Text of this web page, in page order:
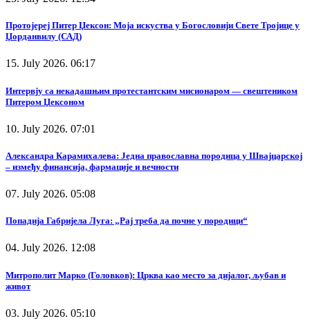
Протојереј Питер Џексон: Моја искуства у Богословији Свете Тројице у
Џорданвилу (САД)
15. July 2026. 06:17
Интервју са некадашњим протестантским мисионаром — свештеником
Питером Џексоном
10. July 2026. 07:01
Александра Карамихалева: Једна православна породица у Швајцарској
– између финансија, фармације и вечности
07. July 2026. 05:08
Попадија Габријела Луга: „Рај треба да почне у породици“
04. July 2026. 12:08
Митрополит Марко (Головков): Црква као место за дијалог, љубав и
живот
03. July 2026. 05:10